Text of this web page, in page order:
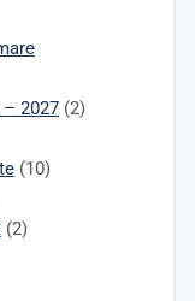
2027(2)
(10)
(2)